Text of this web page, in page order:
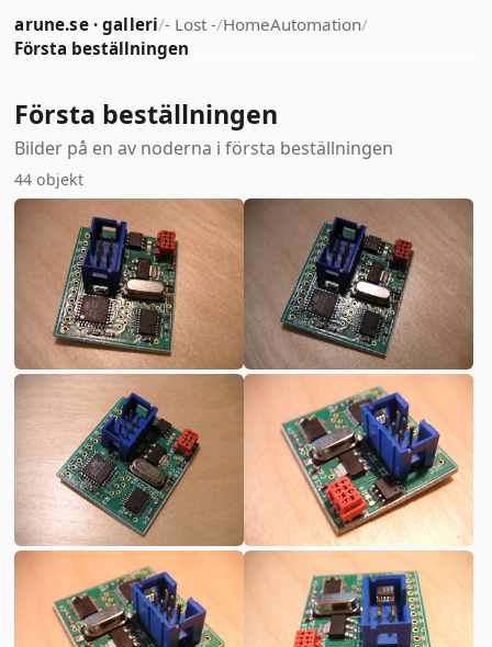
arune.se · galleri/- Lost -/HomeAutomation/
Första beställningen
Första beställningen
Bilder på en av noderna i första beställningen
44 objekt